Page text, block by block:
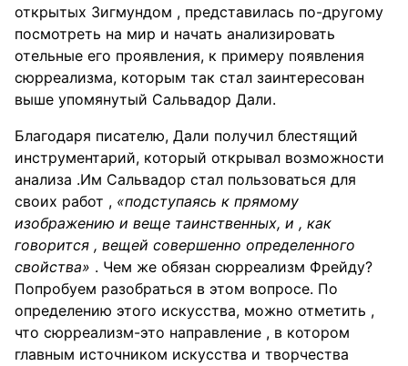
открытых Зигмундом , представилась по-другому
посмотреть на мир и начать анализировать
отельные его проявления, к примеру появления
сюрреализма, которым так стал заинтересован
выше упомянутый Сальвадор Дали.
Благодаря писателю, Дали получил блестящий
инструментарий, который открывал возможности
анализа .Им Сальвадор стал пользоваться для
своих работ , «подступаясь к прямому
изображению и веще таинственных, и , как
говорится , вещей совершенно определенного
свойства» . Чем же обязан сюрреализм Фрейду?
Попробуем разобраться в этом вопросе. По
определению этого искусства, можно отметить ,
что сюрреализм-это направление , в котором
главным источником искусства и творчества